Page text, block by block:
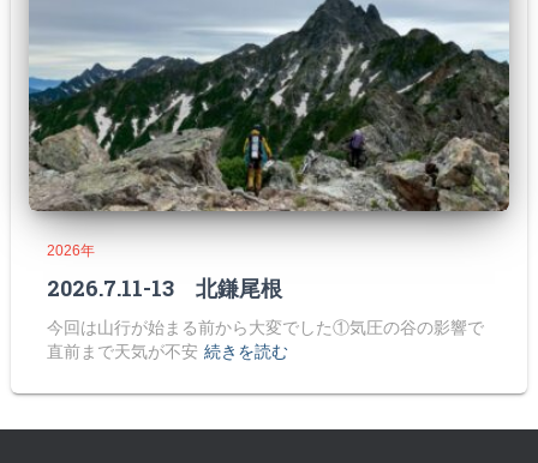
2026年
2026.7.11-13 北鎌尾根
今回は山行が始まる前から大変でした①気圧の谷の影響で
直前まで天気が不安 続きを読む